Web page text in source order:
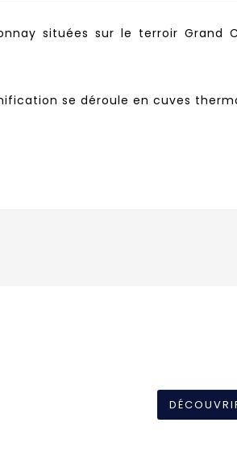
situées sur le terroir Grand
se déroule en cuves